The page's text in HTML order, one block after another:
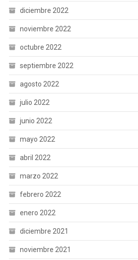
diciembre 2022
noviembre 2022
octubre 2022
septiembre 2022
agosto 2022
julio 2022
junio 2022
mayo 2022
abril 2022
marzo 2022
febrero 2022
enero 2022
diciembre 2021
noviembre 2021